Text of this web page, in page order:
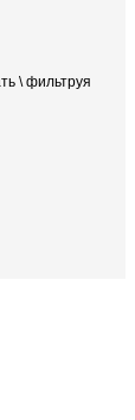
\ фильтруя